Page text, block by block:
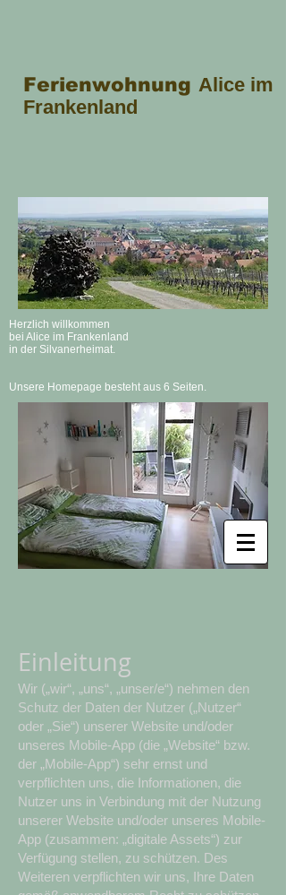
Ferienwohnung Alice im
Frankenland
Herzlich willkommen
bei Alice im Frankenland
in der Silvanerheimat.
Unsere Homepage besteht aus 6 Seiten.
Einleitung
Wir („wir“, „uns“, „unser/e“) nehmen den
Schutz der Daten der Nutzer („Nutzer“
oder „Sie“) unserer Website und/oder
unseres Mobile-App (die „Website“ bzw.
der „Mobile-App“) sehr ernst und
verpflichten uns, die Informationen, die
Nutzer uns in Verbindung mit der Nutzung
unserer Website und/oder unseres Mobile-
App (zusammen: „digitale Assets“) zur
Verfügung stellen, zu schützen. Des
Weiteren verpflichten wir uns, Ihre Daten